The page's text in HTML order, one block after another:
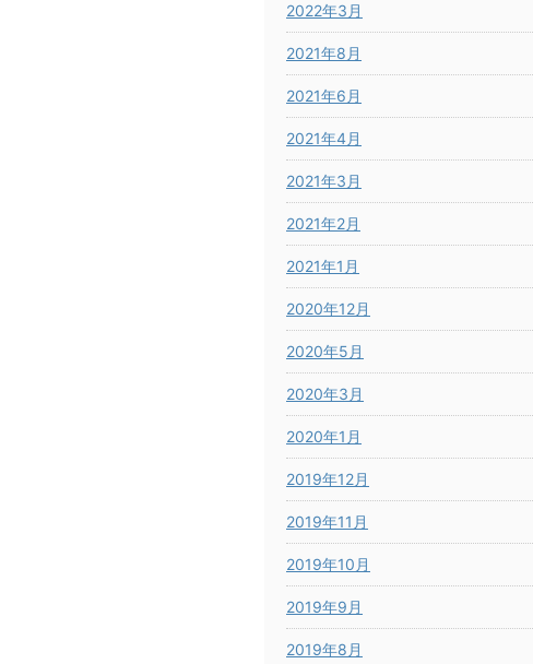
2022年3月
2021年8月
2021年6月
2021年4月
2021年3月
2021年2月
2021年1月
2020年12月
2020年5月
2020年3月
2020年1月
2019年12月
2019年11月
2019年10月
2019年9月
2019年8月